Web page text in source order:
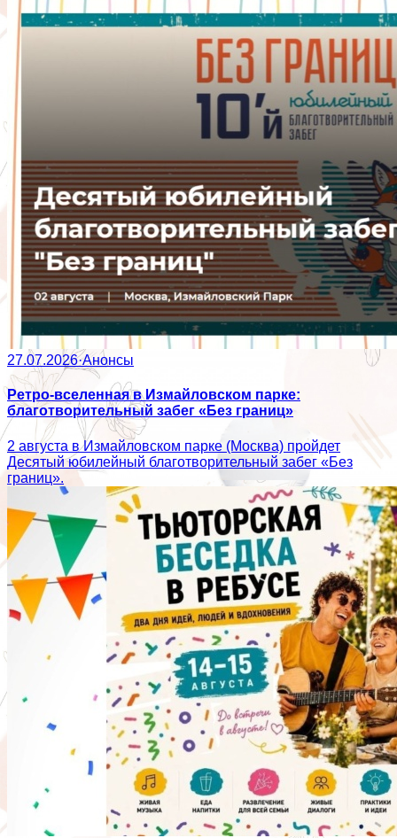
27.07.2026·Анонсы
Ретро-вселенная в Измайловском парке:
благотворительный забег «Без границ»
2 августа в Измайловском парке (Москва) пройдет
Десятый юбилейный благотворительный забег «Без
границ».